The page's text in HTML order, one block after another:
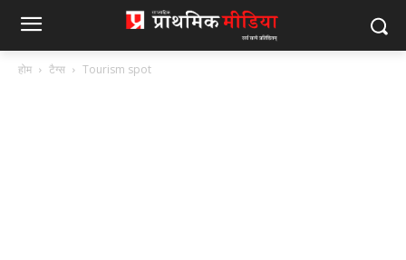
होम टैग्स Tourism spot